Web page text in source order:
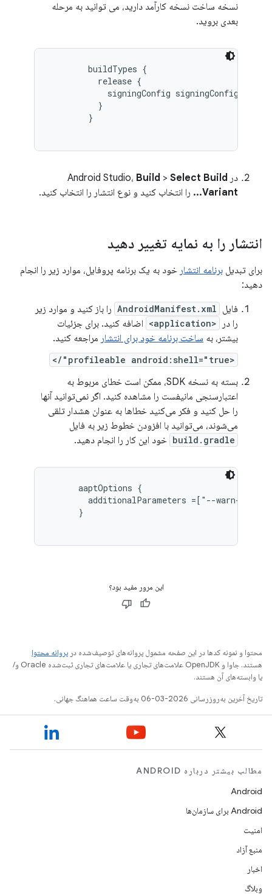
نسخه ساخت نسخه کارآمد دارید، می توانید به مرحله
بعدی بروید.
buildTypes {
          release {
            signingConfig signingConfigs.debug
          }
        }
در Android Studio، Build > Select Build
Variant...
را انتخاب کنید و نوع انتشار را انتخاب کنید.
انتشار را به نمایه تغییر دهید
برای تبدیل برنامه انتشار خود به یک برنامه پروفایل، موارد زیر را انجام
دهید:
فایل AndroidManifest.xml را باز کنید و موارد زیر
را در
<application>
اضافه کنید. برای جزئیات
بیشتر، به ساخت برنامه خود برای انتشار مراجعه کنید.
<profileable android:shell="true"/>
بسته به نسخه SDK، ممکن است خطای مربوط به
اعتبارسنجی مانیفست را مشاهده کنید. اگر نمی‌توانید آنها
را حل کنید و فکر می‌کنید خطاها به عنوان هشدار تلقی
می‌شوند، می‌توانید با افزودن خطوط زیر به فایل
build.gradle خود این کار را انجام دهید.
aaptOptions {
additionalParameters =["--warn-
      }
این مرور مفید بود؟
محتوا و نمونه کدها در این صفحه مشمول پروانه‌های توصیف‌شده در پروانه محتوا
هستند. جاوا و OpenJDK علامت‌های تجاری یا علامت‌های تجاری ثبت‌شده Oracle و/
یا وابسته‌های آن هستند.
تاریخ آخرین به‌روزرسانی 2026-03-06 به‌وقت ساعت هماهنگ جهانی.
مطالب بیشتر درباره ANDROID
Android
Android برای سازمان‌ها
امنیت
منبع آزاد
اخبار
وبلاگ